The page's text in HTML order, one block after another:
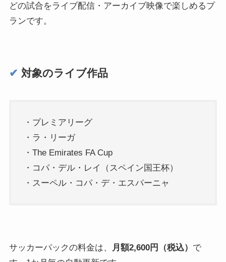
どの試合をライブ配信・アーカイブ映像で楽しめるプ
ランです。
✔︎ 対象のライブ作品
・プレミアリーグ
・ラ・リーガ
・The Emirates FA Cup
・コパ・デル・レイ（スペイン国王杯）
・スーペル・コパ・デ・エスパーニャ
サッカーパックの料金は、 月額2,600円（税込） で